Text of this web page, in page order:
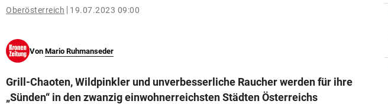
© Krone Multimedia GmbH & Co KG 2026
Oberösterreich 19.07.2023 09:00
Von Mario Ruhmanseder
Grill-Chaoten, Wildpinkler und unverbesserliche Raucher werden für ihre
„Sünden“ in den zwanzig einwohnerreichsten Städten Österreichs